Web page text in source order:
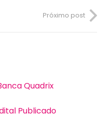
Próximo post
Quadrix
Publicado